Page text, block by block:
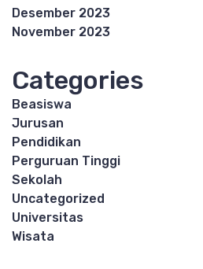
Desember 2023
November 2023
Categories
Beasiswa
Jurusan
Pendidikan
Perguruan Tinggi
Sekolah
Uncategorized
Universitas
Wisata